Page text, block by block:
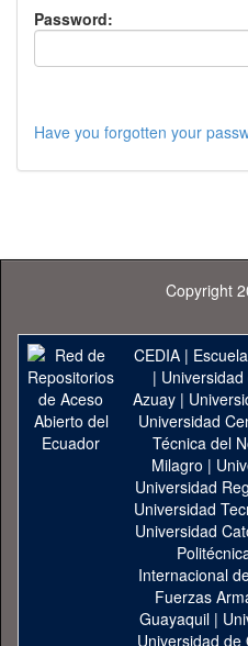
Password:
Have you forgotten your
Copyright
CEDIA|
|
Azuay|
Universidad
Técnica del
Milagro |
Universidad
Universidad
Universidad
Internacional
Fuerzas
Guayaquil|
Universidad de